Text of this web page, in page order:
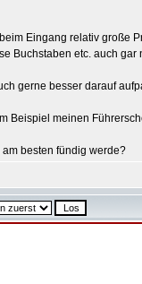
Eingang relativ große
Buchstaben etc. auch gar
gerne besser darauf
Beispiel meinen
besten fündig werde?